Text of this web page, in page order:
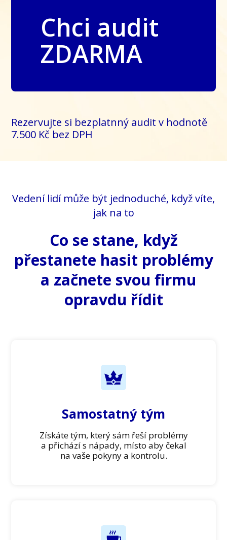
Chci audit
ZDARMA
Rezervujte si bezplatnný audit v hodnotě
7.500 Kč bez DPH
Vedení lidí může být jednoduché, když víte,
jak na to
Co se stane, když
přestanete hasit problémy
a začnete svou firmu
opravdu řídit
Samostatný tým
Získáte tým, který sám řeší problémy
a přichází s nápady, místo aby čekal
na vaše pokyny a kontrolu.